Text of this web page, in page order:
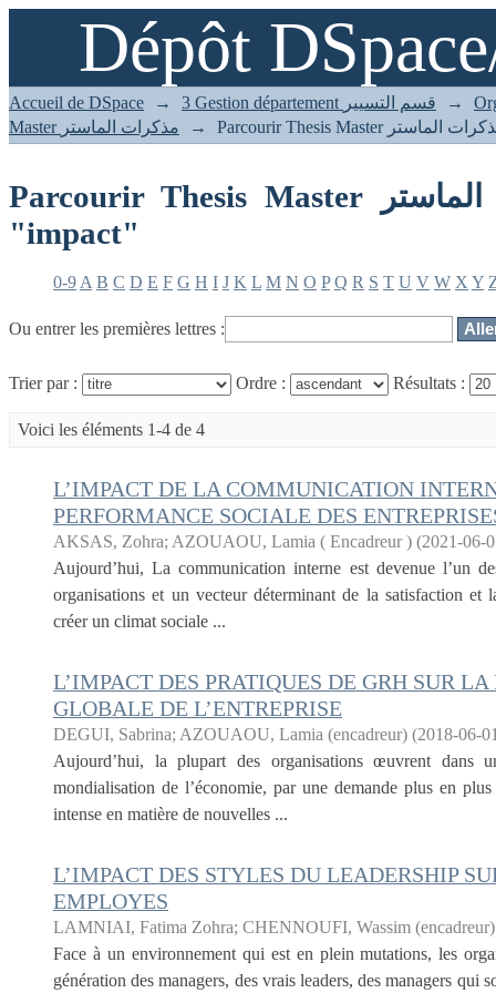
Dépôt
Accueil de DSpace → 3 Gestion département قسم التسيير
→
Master مذكرات الماستر
→
Parcourir Thesis Master مذكرات الماستر par sujet
"impact"
0-9 A B C D E F G H I J K L M N O P Q R S T U V W X Y
Ou entrer les premières lettres :
Trier par : Ordre : Résultats :
Voici les éléments 1-4 de 4
L’IMPACT DE LA COMMUNICATION
PERFORMANCE SOCIALE DES
AKSAS, Zohra; AZOUAOU, Lamia ( Encadreur ) (2021-06-
Aujourd’hui, La communication interne est devenue l’un
organisations et un vecteur déterminant de la satisfaction et
créer un climat sociale ...
L’IMPACT DES PRATIQUES DE GRH SUR
GLOBALE DE L’ENTREPRISE
DEGUI, Sabrina; AZOUAOU, Lamia (encadreur) (2018-06-
Aujourd’hui, la plupart des organisations œuvrent dans
mondialisation de l’économie, par une demande plus en
intense en matière de nouvelles ...
L’IMPACT DES STYLES DU LEADERSHIP
EMPLOYES
LAMNIAI, Fatima Zohra; CHENNOUFI, Wassim (encadreur)
Face à un environnement qui est en plein mutations, les
génération des managers, des vrais leaders, des managers qui